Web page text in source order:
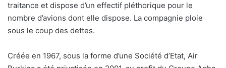
traitance et dispose d’un effectif pléthorique pour le
nombre d’avions dont elle dispose. La compagnie ploie
sous le coup des dettes.
Créée en 1967, sous la forme d’une Société d’Etat, Air